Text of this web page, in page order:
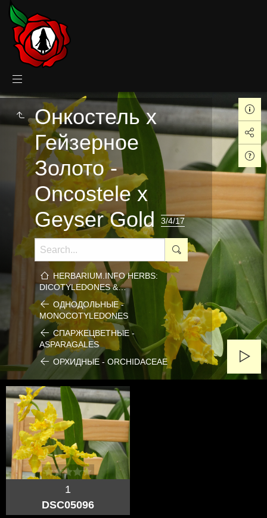
Онкостель x
Гейзерное
Золото -
Oncostele x
Geyser Gold
3/4/17
HERBARIUM.INFO HERBS:
DICOTYLEDONES &…
ОДНОДОЛЬНЫЕ -
MONOCOTYLEDONES
СПАРЖЕЦВЕТНЫЕ -
ASPARAGALES
ОРХИДНЫЕ - ORCHIDACEAE
1
DSC05096